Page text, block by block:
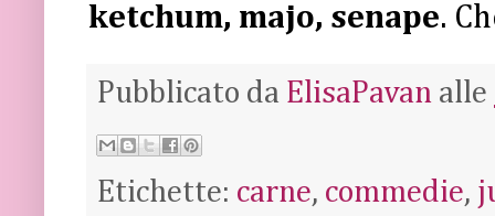
ketchum, majo, senape.
Pubblicato da ElisaPavan alle
Etichette: carne, commedie,